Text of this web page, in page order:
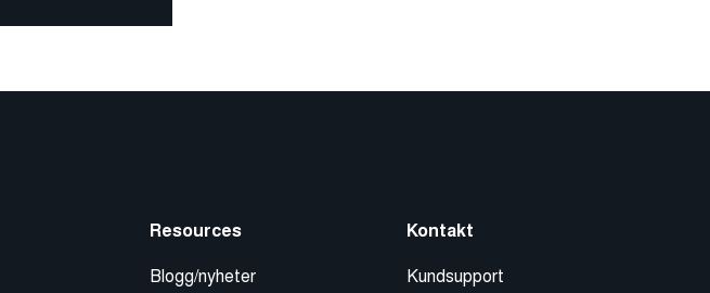
Resources
Blogg/nyheter
Kontakt
Kundsupport